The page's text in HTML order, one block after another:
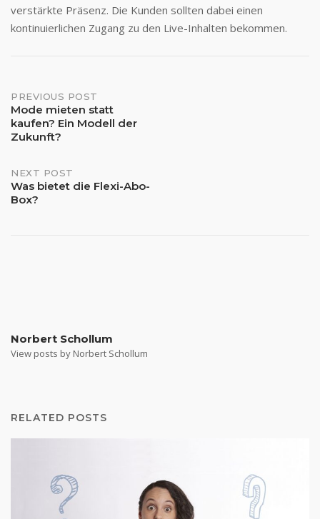
verstärkte Präsenz. Die Kunden sollten dabei einen
kontinuierlichen Zugang zu den Live-Inhalten bekommen.
Post
navigation
PREVIOUS POST
Mode mieten statt
kaufen? Ein Modell der
Zukunft?
NEXT POST
Was bietet die Flexi-Abo-
Box?
Norbert Schollum
View posts by Norbert Schollum
RELATED POSTS